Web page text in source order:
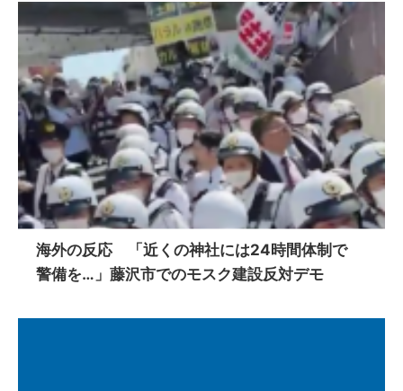
海外の反応 「近くの神社には24時間体制で
警備を…」藤沢市でのモスク建設反対デモ